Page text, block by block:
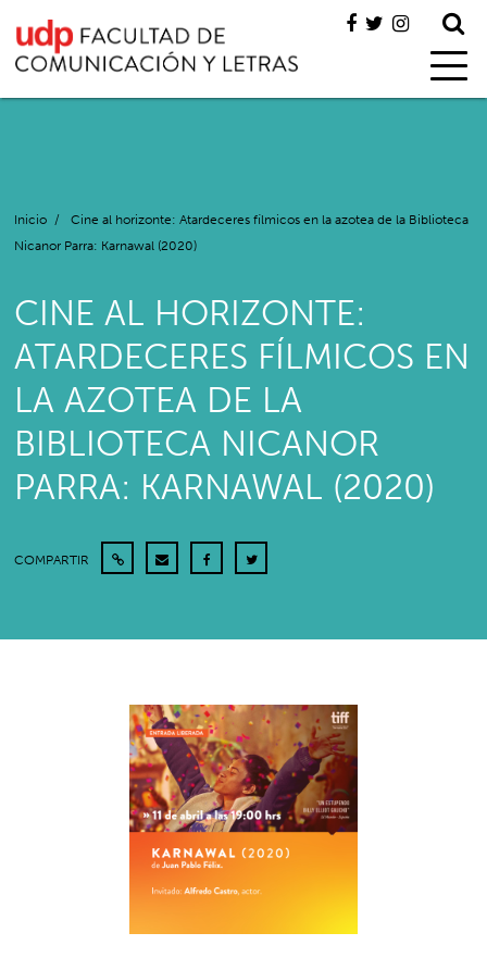
Inicio /
Cine al horizonte: Atardeceres fílmicos en la azotea de la Biblioteca
Nicanor Parra: Karnawal (2020)
CINE AL HORIZONTE:
ATARDECERES FÍLMICOS EN
LA AZOTEA DE LA
BIBLIOTECA NICANOR
PARRA: KARNAWAL (2020)
COMPARTIR